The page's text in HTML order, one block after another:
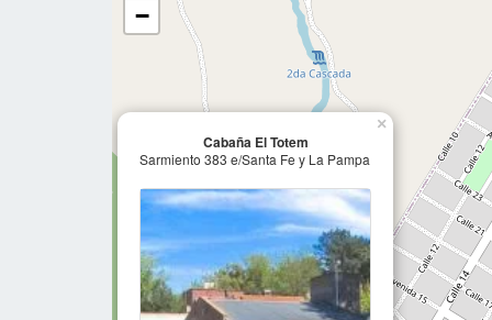
Cabaña El Totem
Sarmiento 383 e/Santa Fe y La Pampa
×
−